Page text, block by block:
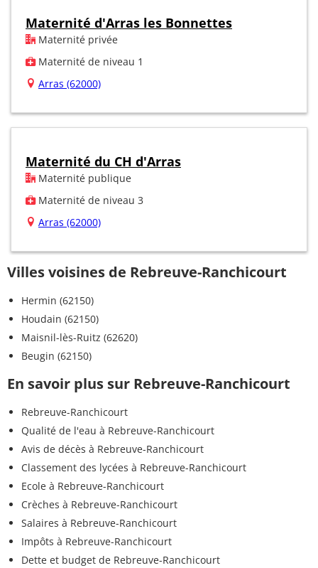
Maternité d'Arras les Bonnettes
Maternité privée
Maternité de niveau 1
Arras (62000)
Maternité du CH d'Arras
Maternité publique
Maternité de niveau 3
Arras (62000)
Villes voisines de Rebreuve-Ranchicourt
Hermin (62150)
Houdain (62150)
Maisnil-lès-Ruitz (62620)
Beugin (62150)
En savoir plus sur Rebreuve-Ranchicourt
Rebreuve-Ranchicourt
Qualité de l'eau à Rebreuve-Ranchicourt
Avis de décès à Rebreuve-Ranchicourt
Classement des lycées à Rebreuve-Ranchicourt
Ecole à Rebreuve-Ranchicourt
Crèches à Rebreuve-Ranchicourt
Salaires à Rebreuve-Ranchicourt
Impôts à Rebreuve-Ranchicourt
Dette et budget de Rebreuve-Ranchicourt